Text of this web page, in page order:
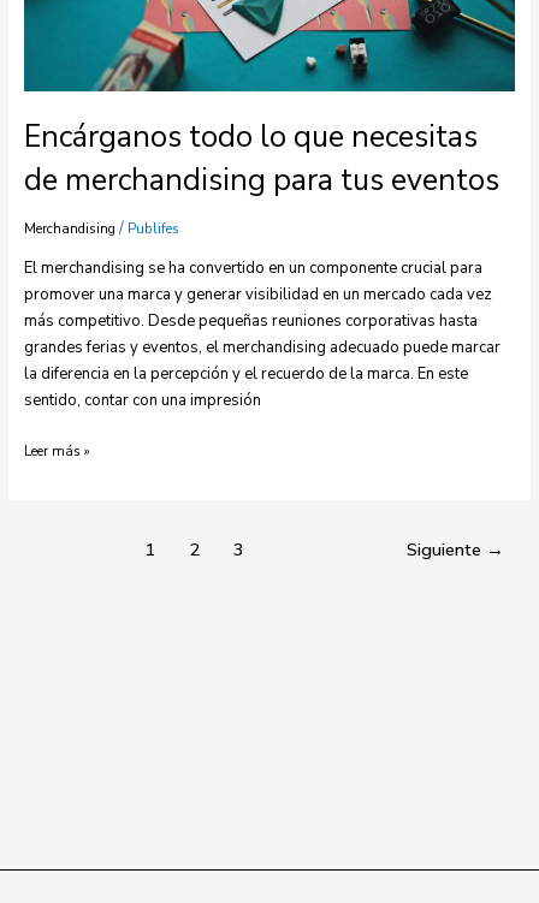
Encárganos todo lo que necesitas
de merchandising para tus eventos
Merchandising/ Publifes
El merchandising se ha convertido en un componente crucial para
promover una marca y generar visibilidad en un mercado cada vez
más competitivo. Desde pequeñas reuniones corporativas hasta
grandes ferias y eventos, el merchandising adecuado puede marcar
la diferencia en la percepción y el recuerdo de la marca. En este
sentido, contar con una impresión
Leer más »
1 2 3 Siguiente →